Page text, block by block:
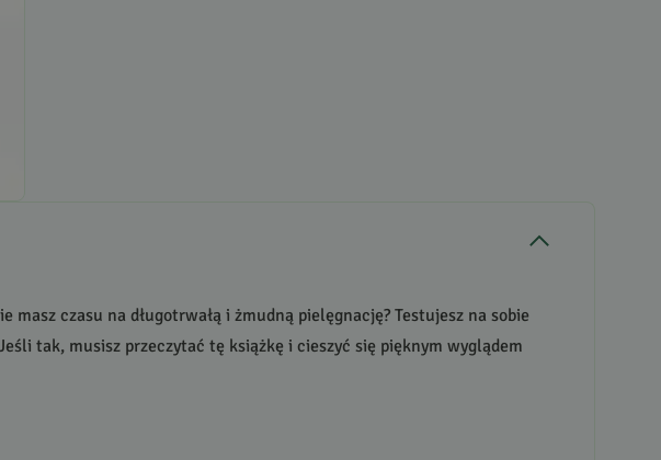
czasu na długotrwałą i żmudną pielęgnację? Testujesz na sobie
tak, musisz przeczytać tę książkę i cieszyć się pięknym wyglądem